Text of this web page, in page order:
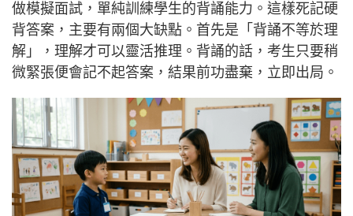
做模擬面試，單純訓練學生的背誦能力。這樣死記硬
背答案，主要有兩個大缺點。首先是「背誦不等於理
解」，理解才可以靈活推理。背誦的話，考生只要稍
微緊張便會記不起答案，結果前功盡棄，立即出局。